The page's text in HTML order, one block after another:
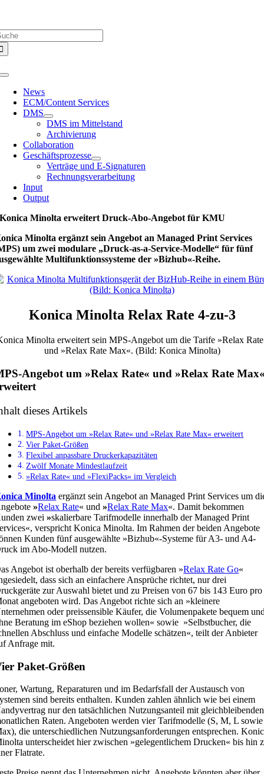
springen
Toggle
Navigation
News
ECM/Content Services
DMS
DMS im Mittelstand
Archivierung
Collaboration
Geschäftsprozesse
Verträge und E-Signaturen
Rechnungsverarbeitung
Input
Output
Konica Minolta erweitert Druck-Abo-Angebot für KMU
Minolta ergänzt sein Angebot an Managed Print Services
um zwei modulare „Druck-as-a-Service-Modelle“ für fünf
Multifunktionssysteme der »Bizhub«-Reihe.
Konica Minolta Relax Rate 4-zu-3
Minolta erweitert sein MPS-Angebot um die Tarife »Relax
und »Relax Rate Max«. (Bild: Konica Minolta)
Angebot um »Relax Rate« und »Relax Rate
dieses Artikels
MPS-Angebot um »Relax Rate« und »Relax Rate Max« erweitert
Vier Paket-Größen
Flexibel anpassbare Druckerkapazitäten
Zwölf Monate Mindestlaufzeit
»Relax Rate« und »FlexiPacks« im Vergleich
Minolta ergänzt sein Angebot an Managed Print Services um
»Relax Rate« und»Relax Rate Max«. Damit bekommen
zwei»skalierbare Tarifmodelle innerhalb der Managed Print
verspricht Konica Minolta. Im Rahmen der beiden Angebote
Kunden fünf ausgewählte »Bizhub«-Systeme für A3- und A4-
im Abo‑Modell nutzen.
Angebot ist oberhalb der bereits verfügbaren »Relax Rate Go«
dass sich an einfachere Ansprüche richtet, nur drei
zur Auswahl bietet und zu Preisen von 67 bis 143 Euro pro
angeboten wird. Das Angebot richte sich an »kleinere
oder preissensible Käufer, die Volumenpakete bequem
Beratung im eShop beziehen wollen« sowie »Selbstbucher, die
Abschluss und einfache Modelle schätzen«, teilt der Anbieter
Anfrage mit.
Paket-Größen
Wartung, Reparaturen und im Bedarfsfall der Austausch von
sind bereits enthalten. Kunden zahlen ähnlich wie bei einem
nur den tatsächlichen Nutzungsanteil mit gleichbleibenden
Raten. Angeboten werden vier Tarifmodelle (S, M, L sowie
die unterschiedlichen Nutzungsanforderungen entsprechen.
unterscheidet hier zwischen »gelegentlichem Drucken« bis hin
Flatrate.